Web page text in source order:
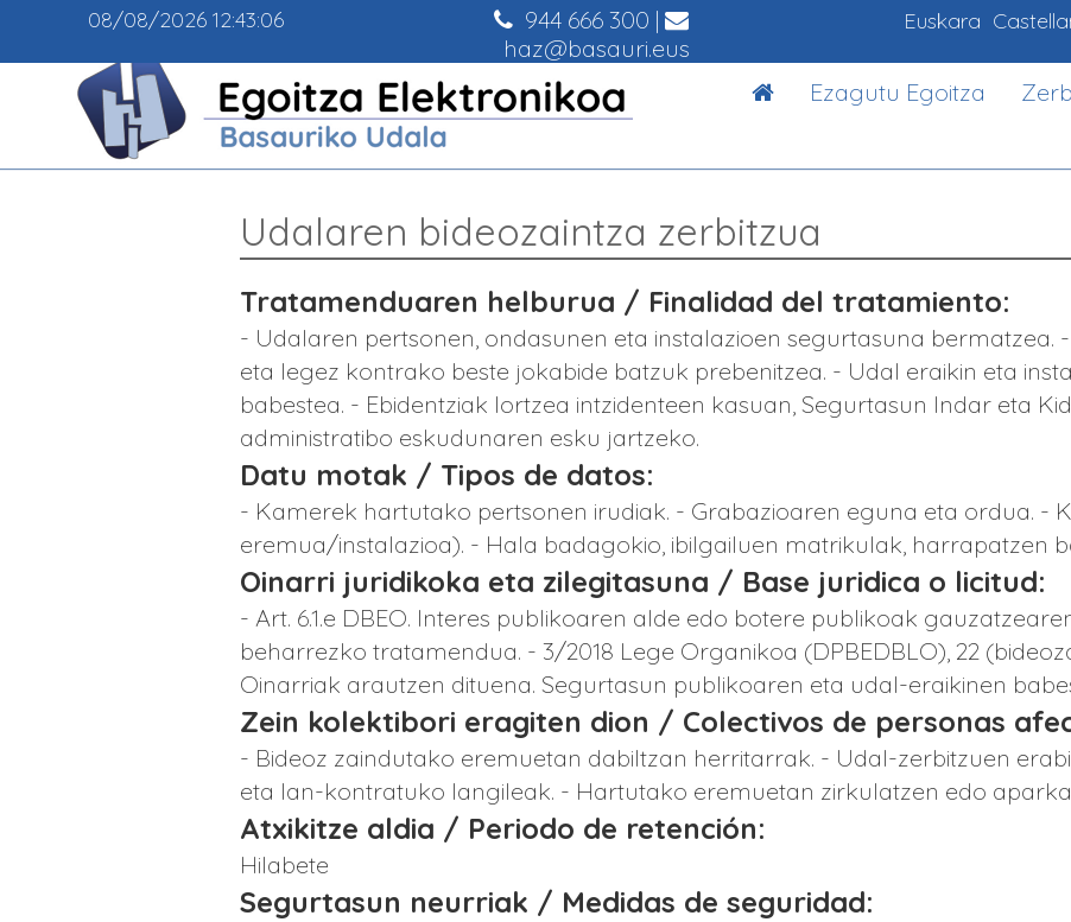
08/08/202612:43:06 944 666 300 |
haz@basauri.eus
Euskara
Ezagutu Egoitza
Udalaren bideozaintza zerbitzua
Tratamenduaren helburua / Finalidad del tratamiento:
- Udalaren pertsonen, ondasunen eta instalazioen segurtasuna bermatzea.
eta legez kontrako beste jokabide batzuk prebenitzea. - Udal eraikin eta
babestea. - Ebidentziak lortzea intzidenteen kasuan, Segurtasun Indar eta
administratibo eskudunaren esku jartzeko.
Datu motak / Tipos de datos:
- Kamerek hartutako pertsonen irudiak. - Grabazioaren eguna eta ordua. -
eremua/instalazioa). - Hala badagokio, ibilgailuen matrikulak, harrapatzen
Oinarri juridikoka eta zilegitasuna / Base juridica o licitud:
- Art. 6.1.e DBEO. Interes publikoaren alde edo botere publikoak
beharrezko tratamendua. - 3/2018 Lege Organikoa (DPBEDBLO), 22
Oinarriak arautzen dituena. Segurtasun publikoaren eta udal-eraikinen
Zein kolektibori eragiten dion / Colectivos de personas
- Bideoz zaindutako eremuetan dabiltzan herritarrak. - Udal-zerbitzuen
eta lan-kontratuko langileak. - Hartutako eremuetan zirkulatzen edo
Atxikitze aldia / Periodo de retención:
Hilabete
Segurtasun neurriak / Medidas de seguridad: